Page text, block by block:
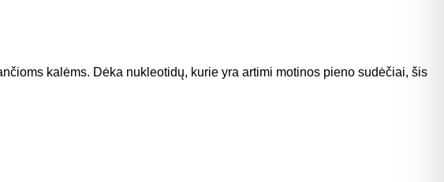
kalėms. Dėka nukleotidų, kurie yra artimi motinos pieno sudėčiai, šis